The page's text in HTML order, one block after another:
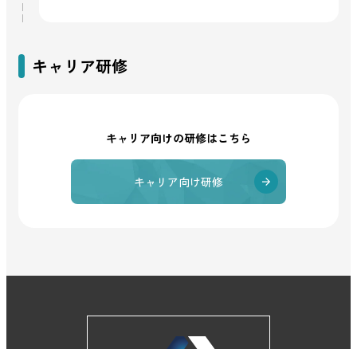
キャリア研修
キャリア向けの研修はこちら
キャリア向け研修